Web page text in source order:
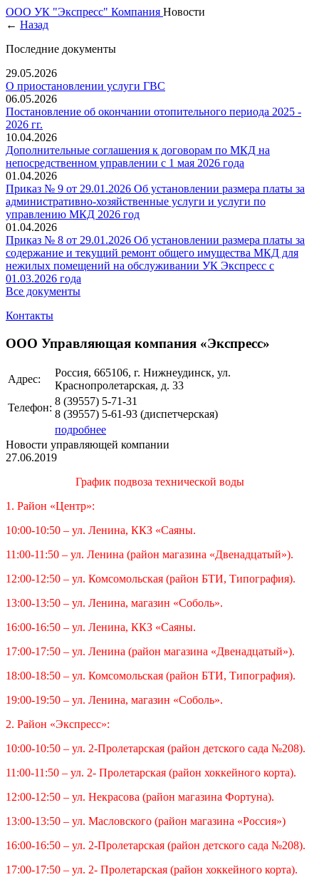
ООО УК "Экспресс" Компания Новости
← Назад
Последние документы
29.05.2026
О приостановлении услуги ГВС
06.05.2026
Постановление об окончании отопительного периода 2025 -
2026 гг.
10.04.2026
Дополнительные соглашения к договорам по МКД на
непосредственном управлении с 1 мая 2026 года
01.04.2026
Приказ № 9 от 29.01.2026 Об установлении размера платы за
административно-хозяйственные услуги и услуги по
управлению МКД 2026 год
01.04.2026
Приказ № 8 от 29.01.2026 Об установлении размера платы за
содержание и текущий ремонт общего имущества МКД для
нежилых помещений на обслуживании УК Экспресс с
01.03.2026 года
Все документы
Контакты
ООО Управляющая компания «Экспресс»
Адрес:
Россия, 665106, г. Нижнеудинск, ул.
Краснопролетарская, д. 33
Телефон:
8 (39557) 5-71-31
8 (39557) 5-61-93 (диспетчерская)
подробнее
Новости управляющей компании
27.06.2019
График подвоза технической воды
1. Район «Центр»:
10:00-10:50 – ул. Ленина, ККЗ «Саяны.
11:00-11:50 – ул. Ленина (район магазина «Двенадцатый»).
12:00-12:50 – ул. Комсомольская (район БТИ, Типография).
13:00-13:50 – ул. Ленина, магазин «Соболь».
16:00-16:50 – ул. Ленина, ККЗ «Саяны.
17:00-17:50 – ул. Ленина (район магазина «Двенадцатый»).
18:00-18:50 – ул. Комсомольская (район БТИ, Типография).
19:00-19:50 – ул. Ленина, магазин «Соболь».
2. Район «Экспресс»:
10:00-10:50 – ул. 2-Пролетарская (район детского сада №208).
11:00-11:50 – ул. 2- Пролетарская (район хоккейного корта).
12:00-12:50 – ул. Некрасова (район магазина Фортуна).
13:00-13:50 – ул. Масловского (район магазина «Россия»)
16:00-16:50 – ул. 2-Пролетарская (район детского сада №208).
17:00-17:50 – ул. 2- Пролетарская (район хоккейного корта).